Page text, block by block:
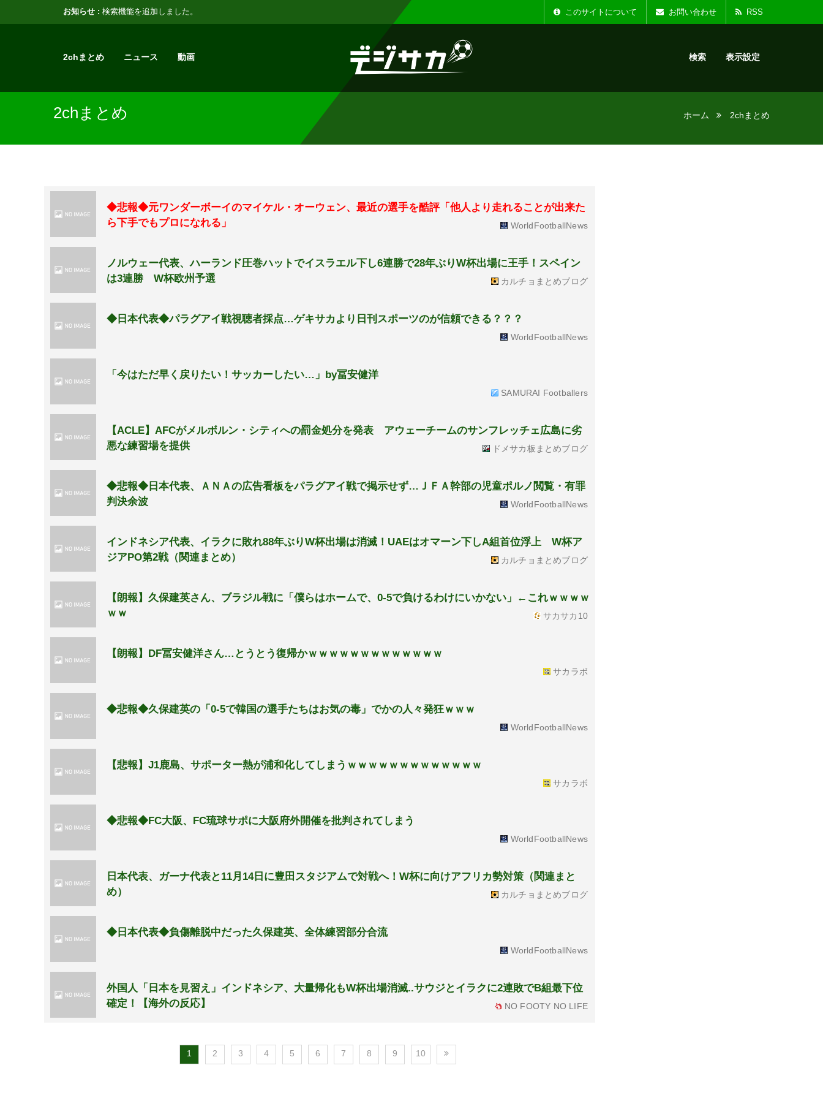
お知らせ : 検索機能を追加しました。 表示設定機能を追加しました。 お知らせ :
このサイトについて お問い合わせ RSS
2chまとめ ニュース 動画 検索 表示設定
2chまとめ ホーム 2chまとめ
◆悲報◆元ワンダーボーイのマイケル・オーウェン、最近の選手を酷評「他人より走れることが出来た
ら下手でもプロになれる」
WorldFootballNews
ノルウェー代表、ハーランド圧巻ハットでイスラエル下し6連勝で28年ぶりW杯出場に王手！スペイン
は3連勝 W杯欧州予選
カルチョまとめブログ
◆日本代表◆パラグアイ戦視聴者採点…ゲキサカより日刊スポーツのが信頼できる？？？
WorldFootballNews
「今はただ早く戻りたい！サッカーしたい…」by冨安健洋
SAMURAI Footballers
【ACLE】AFCがメルボルン・シティへの罰金処分を発表 アウェーチームのサンフレッチェ広島に劣
悪な練習場を提供
ドメサカ板まとめブログ
◆悲報◆日本代表、ＡＮＡの広告看板をパラグアイ戦で掲示せず…ＪＦＡ幹部の児童ポルノ閲覧・有罪
判決余波
WorldFootballNews
インドネシア代表、イラクに敗れ88年ぶりW杯出場は消滅！UAEはオマーン下しA組首位浮上 W杯ア
ジアPO第2戦（関連まとめ）
カルチョまとめブログ
【朗報】久保建英さん、ブラジル戦に「僕らはホームで、0-5で負けるわけにいかない」←これｗｗｗｗ
ｗｗ
サカサカ10
【朗報】DF冨安健洋さん…とうとう復帰かｗｗｗｗｗｗｗｗｗｗｗｗｗ
サカラボ
◆悲報◆久保建英の「0-5で韓国の選手たちはお気の毒」でかの人々発狂ｗｗｗ
WorldFootballNews
【悲報】J1鹿島、サポーター熱が浦和化してしまうｗｗｗｗｗｗｗｗｗｗｗｗｗ
サカラボ
◆悲報◆FC大阪、FC琉球サポに大阪府外開催を批判されてしまう
WorldFootballNews
日本代表、ガーナ代表と11月14日に豊田スタジアムで対戦へ！W杯に向けアフリカ勢対策（関連まと
め）
カルチョまとめブログ
◆日本代表◆負傷離脱中だった久保建英、全体練習部分合流
WorldFootballNews
外国人「日本を見習え」インドネシア、大量帰化もW杯出場消滅..サウジとイラクに2連敗でB組最下位
確定！【海外の反応】
NO FOOTY NO LIFE
1 2 3 4 5 6 7 8 9 10